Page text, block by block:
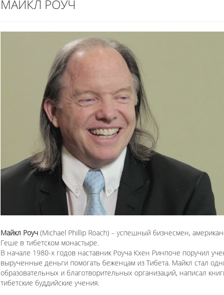
МАЙКЛ РОУЧ
Майкл Роуч (Michael Phillip Roach) – успешный бизнесмен,
Геше в тибетском монастыре.
В начале 1980-х годов наставник Роуча Кхен Ринпоче поручил
вырученные деньги помогать беженцам из Тибета. Майкл стал
образовательных и благотворительных организаций, написал
тибетские буддийские учения.